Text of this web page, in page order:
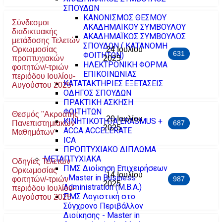
ΣΠΟΥΔΩΝ
ΚΑΝΟΝΙΣΜΟΣ ΘΕΣΜΟΥ
ΑΚΑΔΗΜΑΪΚΟΥ ΣΥΜΒΟΥΛΟΥ
ΑΚΑΔΗΜΑΪΚΟΣ ΣΥΜΒΟΥΛΟΣ
ΣΠΟΥΔΩΝ ( ΚΑΤΑΝΟΜΗ
ΦΟΙΤΗΤΩΝ)
ΗΛΕΚΤΡΟΝΙΚΗ ΦΟΡΜΑ
ΕΠΙΚΟΙΝΩΝΙΑΣ
ΚΑΤΑΤΑΚΤΗΡΙΕΣ ΕΞΕΤΑΣΕΙΣ
ΟΔΗΓΟΣ ΣΠΟΥΔΩΝ
ΠΡΑΚΤΙΚΗ ΑΣΚΗΣΗ
ΦΟΙΤΗΤΩΝ
ΚΙΝΗΤΙΚΟΤΗΤΑ ERASMUS +
ACCA ACCELERATE
ICA
ΠΡΟΠΤΥΧΙΑΚΟ ΔΙΠΛΩΜΑ
ΜΕΤΑΠΤΥΧΙΑΚΑ
ΠΜΣ Διοίκηση Επιχειρήσεων
- Master in Business
Administration (M.B.A.)
ΠΜΣ Λογιστική στο
Σύγχρονο Περιβάλλον
Διοίκησης - Master in
Σύνδεσμοι
διαδικτυακής
μετάδοσης Τελετών
Ορκωμοσίας
προπτυχιακών
φοιτητών/-τριών
περιόδου Ιουλίου-
Αυγούστου 2025
24 Ιουλίου
2025
631
Θεσμός "Ακροατής
Πανεπιστημιακών
Μαθημάτων"
20 Ιουλίου
2025
687
Οδηγίες Τελετών
Ορκωμοσίας
φοιτητών/-τριών
περιόδου Ιουλίου-
Αυγούστου 2025
14 Ιουλίου
2025
987